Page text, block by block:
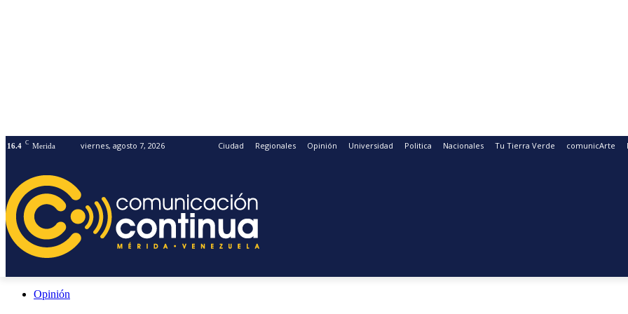
16.4 C Merida viernes, agosto 7, 2026 Ciudad Regionales Opinión Universidad Politica Nacionales Tu Tierra Verde comunicArte
Opinión